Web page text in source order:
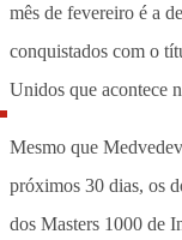
mês de fevereiro é a
conquistados com o
Unidos que acontece
Mesmo que
próximos 30 dias, os
dos Masters 1000 de